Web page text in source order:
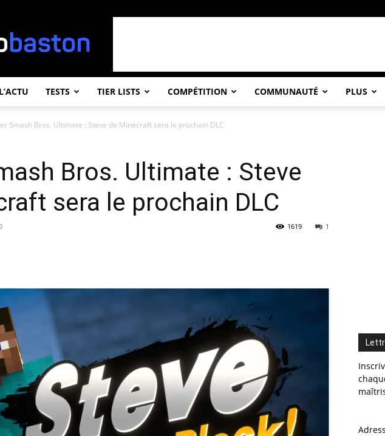
TESTS TIER LISTS COMPÉTITION COMMUNAUTÉ PLUS
Smash Bros. Ultimate : Steve de Minecraft sera le prochain DLC
Bros. Ultimate : Steve
sera le prochain DLC
1
1619